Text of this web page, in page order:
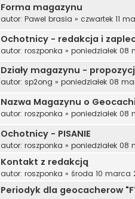
Forma magazynu
autor: Pawel brasia » czwartek 11
Ochotnicy - redakcja i
autor: roszponka » poniedziałek 08
Działy magazynu -
autor: sp2ong » poniedziałek 08
Nazwa Magazynu o
autor: roszponka » poniedziałek 08
Ochotnicy - PISANIE
autor: roszponka » poniedziałek 08
Kontakt z redakcją
autor: roszponka » środa 10 marca
Periodyk dla geocacherow